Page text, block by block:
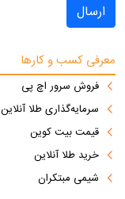
ارسال
معرفی کسب و کارها
فروش سرور اچ پی
سرمایه‌گذاری طلا آنلاین
قیمت بیت کوین
خرید طلا آنلاین
شیمی مبتکران